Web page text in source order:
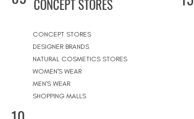
CONCEPT STORES
CONCEPT STORES
DESIGNER BRANDS
NATURAL COSMETICS STORES
WOMEN'S WEAR
MEN'S WEAR
SHOPPING MALLS